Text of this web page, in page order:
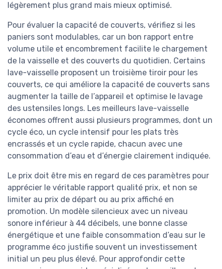
légèrement plus grand mais mieux optimisé.
Pour évaluer la capacité de couverts, vérifiez si les
paniers sont modulables, car un bon rapport entre
volume utile et encombrement facilite le chargement
de la vaisselle et des couverts du quotidien. Certains
lave-vaisselle proposent un troisième tiroir pour les
couverts, ce qui améliore la capacité de couverts sans
augmenter la taille de l’appareil et optimise le lavage
des ustensiles longs. Les meilleurs lave-vaisselle
économes offrent aussi plusieurs programmes, dont un
cycle éco, un cycle intensif pour les plats très
encrassés et un cycle rapide, chacun avec une
consommation d’eau et d’énergie clairement indiquée.
Le prix doit être mis en regard de ces paramètres pour
apprécier le véritable rapport qualité prix, et non se
limiter au prix de départ ou au prix affiché en
promotion. Un modèle silencieux avec un niveau
sonore inférieur à 44 décibels, une bonne classe
énergétique et une faible consommation d’eau sur le
programme éco justifie souvent un investissement
initial un peu plus élevé. Pour approfondir cette